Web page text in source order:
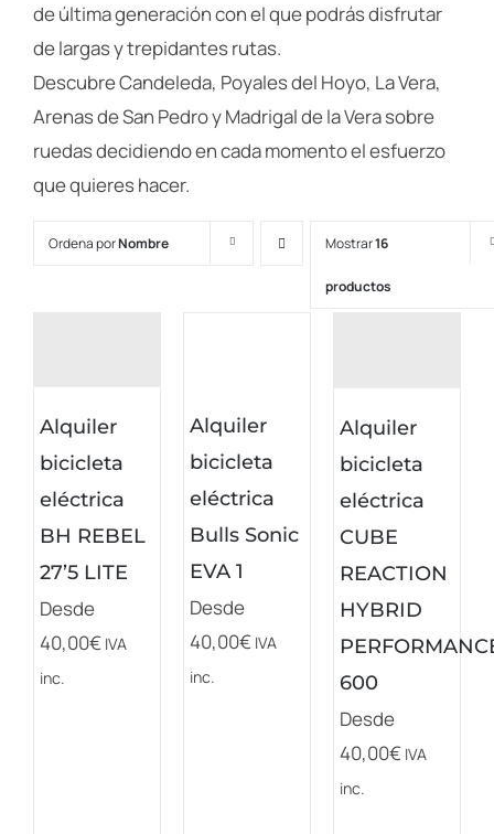
de última generación con el que podrás disfrutar
de largas y trepidantes rutas.
Descubre Candeleda, Poyales del Hoyo, La Vera,
Arenas de San Pedro y Madrigal de la Vera sobre
ruedas decidiendo en cada momento el esfuerzo
que quieres hacer.
Ordena porNombre Mostrar16
productos
Alquiler
bicicleta
eléctrica
BH REBEL
27’5 LITE
Desde
40,00€ IVA
inc.
Alquiler
bicicleta
eléctrica
Bulls Sonic
EVA 1
Desde
40,00€ IVA
inc.
Alquiler
bicicleta
eléctrica
CUBE
REACTION
HYBRID
600
Desde
40,00€ IVA
inc.